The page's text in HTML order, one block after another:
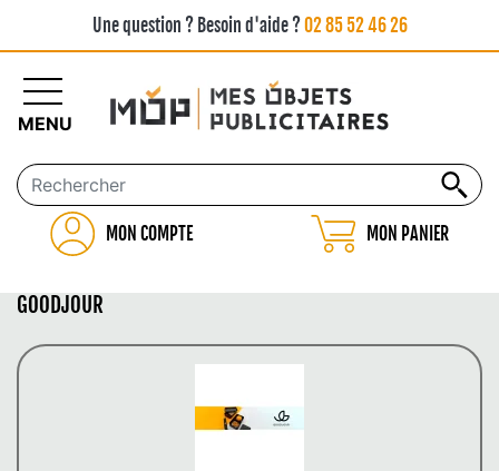
Une question ? Besoin d'aide ?02 85 52 46 26
MON COMPTE MON PANIER
MENU
GOODJOUR